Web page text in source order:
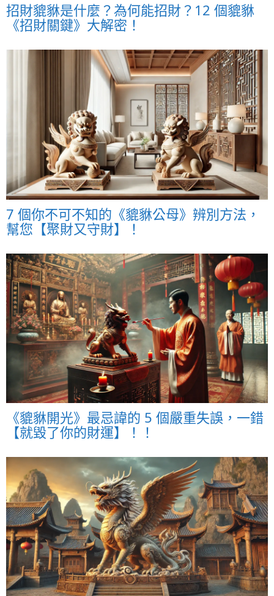
招財貔貅是什麼？為何能招財？12 個貔貅
《招財關鍵》大解密！
7 個你不可不知的《貔貅公母》辨別方法，
幫您【聚財又守財】！
《貔貅開光》最忌諱的 5 個嚴重失誤，一錯
【就毀了你的財運】！！